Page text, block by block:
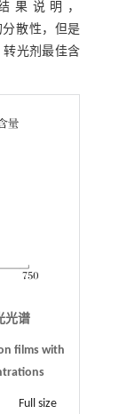
果说明，
分散性，但是
光剂最佳含
光谱
films with
Full size